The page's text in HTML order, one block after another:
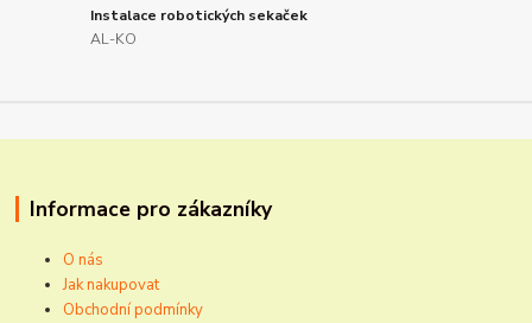
Instalace robotických sekaček
AL-KO
Informace pro zákazníky
O nás
Jak nakupovat
Obchodní podmínky